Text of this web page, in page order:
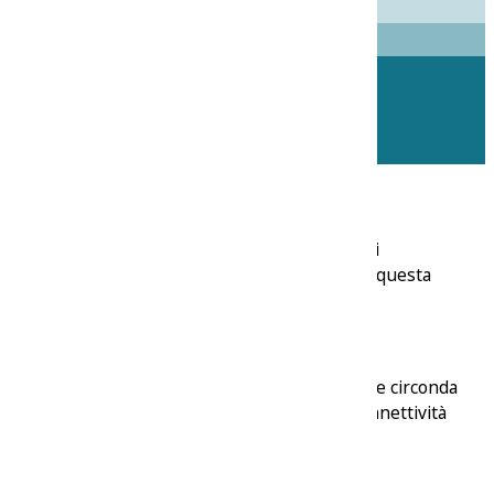
est della vivace Cagliari. Se stai pensando di
comodità e fascino culturale. Ecco perché questa
dieci minuti dalla strada principale SS554 che circonda
tranquillità di un rifugio sul mare. Questa connettività